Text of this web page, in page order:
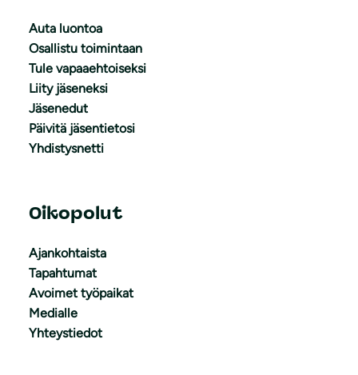
Auta luontoa
Osallistu toimintaan
Tule vapaaehtoiseksi
Liity jäseneksi
Jäsenedut
Päivitä jäsentietosi
Yhdistysnetti
Oikopolut
Ajankohtaista
Tapahtumat
Avoimet työpaikat
Medialle
Yhteystiedot